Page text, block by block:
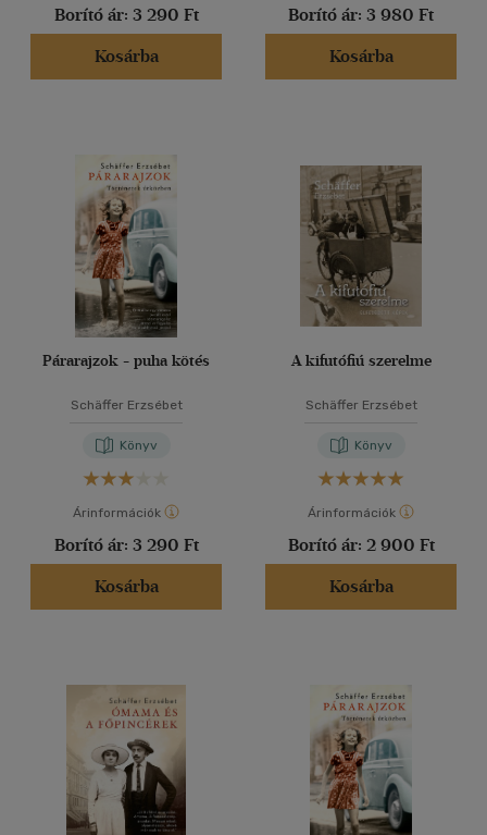
Borító ár: 3 290 Ft
Kosárba
Borító ár: 3 980 Ft
Kosárba
Párarajzok - puha kötés
Schäffer Erzsébet
Könyv
Árinformációk
Borító ár: 3 290 Ft
Kosárba
A kifutófiú szerelme
Schäffer Erzsébet
Könyv
Árinformációk
Borító ár: 2 900 Ft
Kosárba